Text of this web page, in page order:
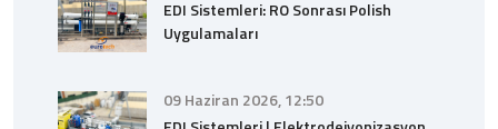
EDI Sistemleri: RO Sonrası Polish
Uygulamaları
09 Haziran 2026, 12:50